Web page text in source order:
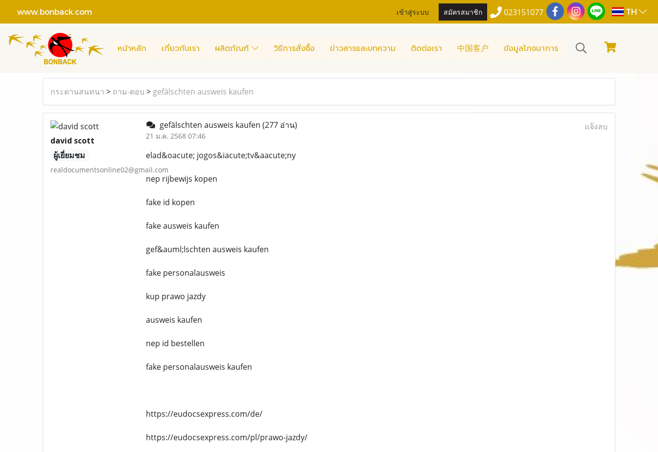
www.bonback.com เข้าสู่ระบบ สมัครสมาชิก 023151077 TH
หน้าหลัก เกี่ยวกับเรา ผลิตภัณฑ์ วิธีการสั่งซื้อ ข่าวสารและบทความ ติดต่อเรา 中国客户 ข้อมูลโภชนาการ
กระดานสนทนา > ถาม-ตอบ > gefälschten ausweis kaufen
david scott
ผู้เยี่ยมชม
realdocumentsonline02@gmail.com
gefälschten ausweis kaufen (277 อ่าน)
21 ม.ค. 2568 07:46
แจ้งลบ
elad&oacute; jogos&iacute;tv&aacute;ny
nep rijbewijs kopen
fake id kopen
fake ausweis kaufen
gef&auml;lschten ausweis kaufen
fake personalausweis
kup prawo jazdy
ausweis kaufen
nep id bestellen
fake personalausweis kaufen
https://eudocsexpress.com/de/
https://eudocsexpress.com/pl/prawo-jazdy/